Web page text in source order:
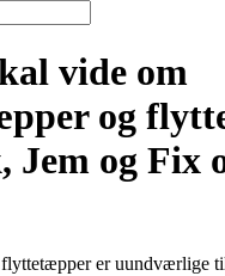
vide om
og
Jem og Fix
er uundværlige